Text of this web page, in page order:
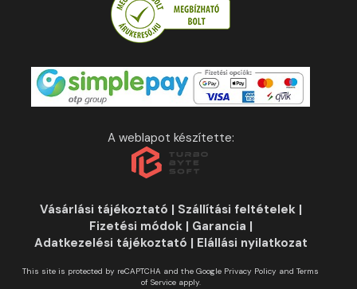
A weblapot készítette:
Vásárlási tájékoztató | Szállítási feltételek|
Fizetési módok| Garancia |
Adatkezelési tájékoztató | Elállási nyilatkozat
This site is protected by reCAPTCHA and the Google Privacy Policy and Terms
of Serviceapply.